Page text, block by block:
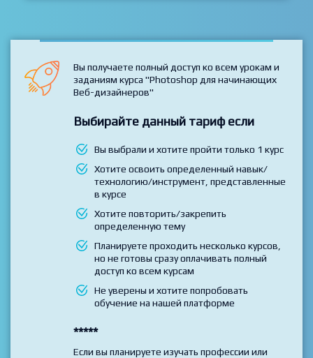
Вы получаете полный доступ ко всем урокам и
заданиям курса "Photoshop для начинающих
Веб-дизайнеров"
Выбирайте данный тариф если
Вы выбрали и хотите пройти только 1 курс
Хотите освоить определенный навык/
технологию/инструмент, представленные
в курсе
Хотите повторить/закрепить
определенную тему
Планируете проходить несколько курсов,
но не готовы сразу оплачивать полный
доступ ко всем курсам
Не уверены и хотите попробовать
обучение на нашей платформе
*****
Если вы планируете изучать профессии или